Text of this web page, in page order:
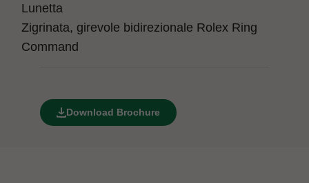
Lunetta
Zigrinata, girevole bidirezionale Rolex Ring
Command
Download Brochure